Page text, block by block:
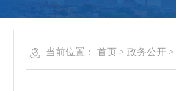
当前位置： 首页 > 政务公开 >